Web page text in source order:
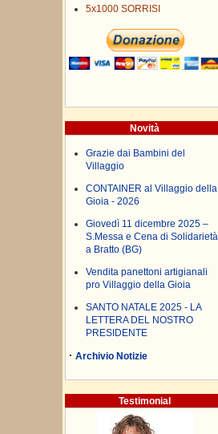
5x1000 SORRISI
Novità
Grazie dai Bambini del
Villaggio
CONTAINER al Villaggio della
Gioia - 2026
Giovedì 11 dicembre 2025 –
S.Messa e Cena di Solidarietà
a Bratto (BG)
Vendita panettoni artigianali
pro Villaggio della Gioia
SANTO NATALE 2025 - LA
LETTERA DEL NOSTRO
PRESIDENTE
· Archivio Notizie
Testimonial